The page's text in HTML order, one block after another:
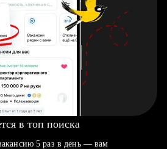
в топ поиска
5 раз в день — вам